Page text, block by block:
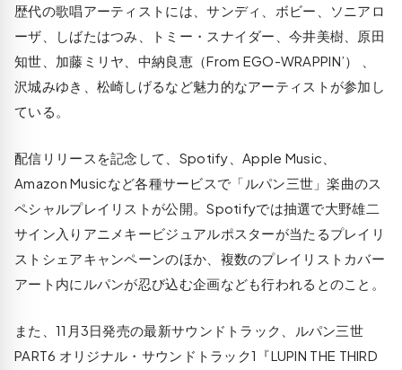
歴代の歌唱アーティストには、サンディ、ボビー、ソニアロ
ーザ、しばたはつみ、トミー・スナイダー、今井美樹、原田
知世、加藤ミリヤ、中納良恵（From EGO-WRAPPIN’） 、
沢城みゆき、松崎しげるなど魅力的なアーティストが参加し
ている。
配信リリースを記念して、Spotify、Apple Music、
Amazon Musicなど各種サービスで「ルパン三世」楽曲のス
ペシャルプレイリストが公開。Spotifyでは抽選で大野雄二
サイン入りアニメキービジュアルポスターが当たるプレイリ
ストシェアキャンペーンのほか、複数のプレイリストカバー
アート内にルパンが忍び込む企画なども行われるとのこと。
また、11月3日発売の最新サウンドトラック、ルパン三世
PART6 オリジナル・サウンドトラック1『LUPIN THE THIRD